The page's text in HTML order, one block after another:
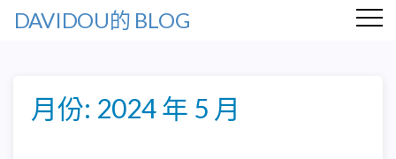
DAVIDOU的 BLOG
月份: 2024 年 5 月